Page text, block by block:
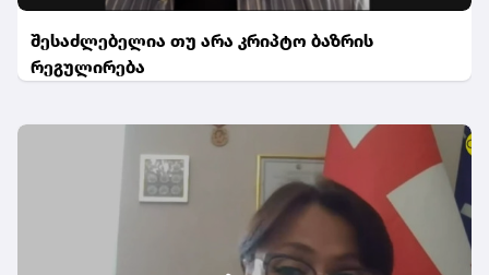
შესაძლებელია თუ არა კრიპტო ბაზრის
რეგულირება